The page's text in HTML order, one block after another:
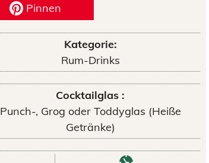
Pinnen
Kategorie:
Rum-Drinks
Cocktailglas :
Punch-, Grog oder Toddyglas (Heiße
Getränke)